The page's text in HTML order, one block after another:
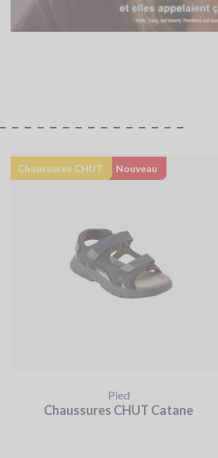
Chaussures CHUT Nouveau
Pied
Chaussures CHUT Catane